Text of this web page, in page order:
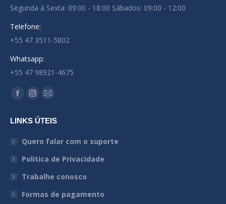
Segunda à Sexta: 09:00 - 18:00 Sábados: 09:00 - 12:00
Telefone:
+55 47 3511-5802
Whatsapp:
+55 47 98921-4675
Encontre-nos em:
Facebook
opens
in
window
Instagram
opens
in
window
Mail
opens
in
window
LINKS ÚTEIS
Quero falar com o suporte
Politica de Privacidade
Trabalhe conosco
Formas de pagamento